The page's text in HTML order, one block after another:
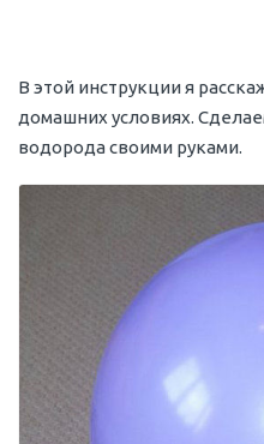
В этой инструкции я
домашних условиях.
водорода своими руками.